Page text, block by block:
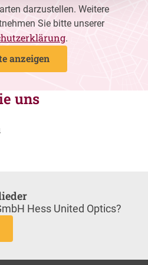
darzustellen. Weitere
Sie bitte unserer
.
anzeigen
uns
Hess United Optics?